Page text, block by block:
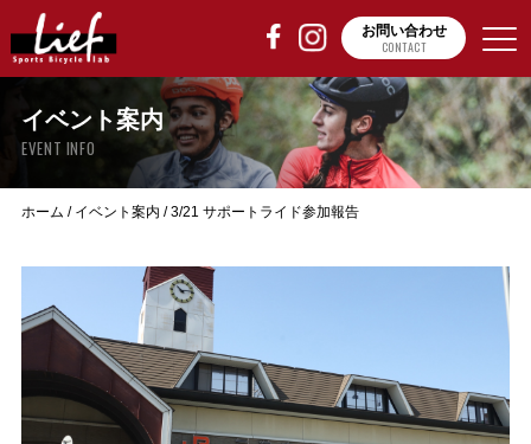
お問い合わせ
CONTACT
イベント案内
EVENT INFO
ホーム / イベント案内 /3/21 サポートライド参加報告